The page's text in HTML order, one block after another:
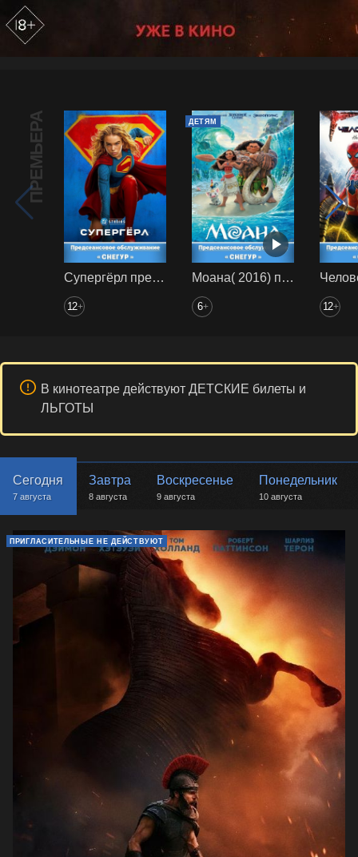
ПРЕМЬЕРА
Супергёрл предс. обсл. Снегур
12+
ДЕТЯМ
Моана( 2016) предс. обсл. Снегур
6+ 12+
В кинотеатре действуют ДЕТСКИЕ билеты и
ЛЬГОТЫ
Сегодня
7 августа
Завтра
8 августа
Воскресенье
9 августа
Понедельник
10 августа
ПРИГЛАСИТЕЛЬНЫЕ НЕ ДЕЙСТВУЮТ